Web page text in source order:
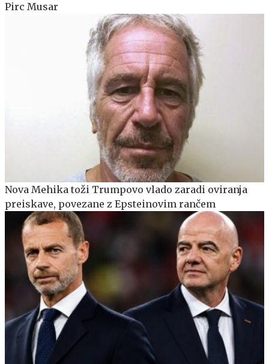
Pirc Musar
Nova Mehika toži Trumpovo vlado zaradi oviranja
preiskave, povezane z Epsteinovim rančem